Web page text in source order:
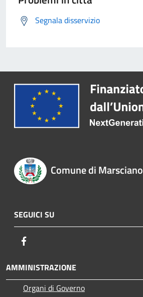
Segnala disservizio
Comune di Marsciano
SEGUICI SU
AMMINISTRAZIONE
Organi di Governo